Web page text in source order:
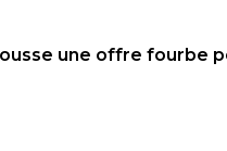
une offre fourbe